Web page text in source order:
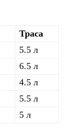
Траса
5.5 л
6.5 л
4.5 л
5.5 л
5 л